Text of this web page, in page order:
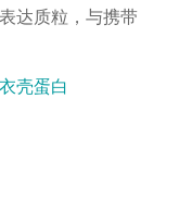
达质粒，与携带
壳蛋白